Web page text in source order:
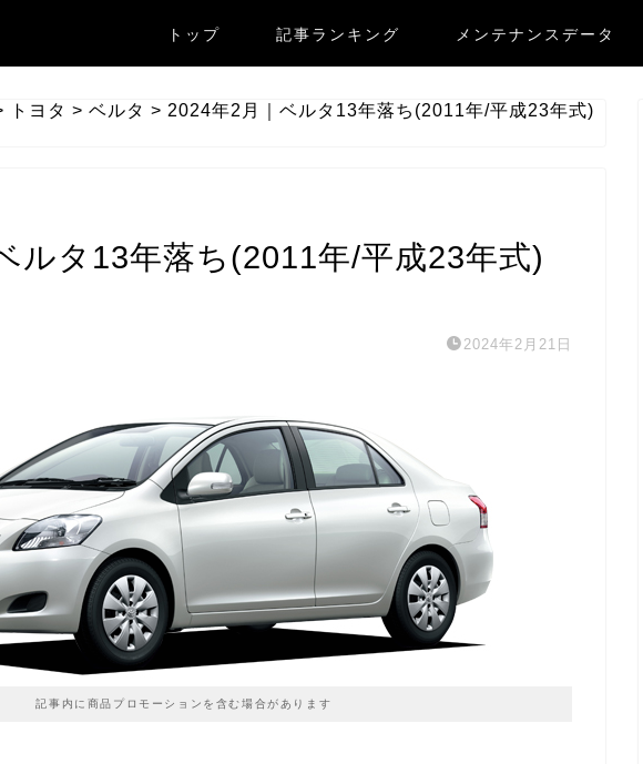
トップ 記事ランキング メンテナンスデータ
トヨタ > ベルタ > 2024年2月｜ベルタ13年落ち(2011年/平成23年式)
ルタ13年落ち(2011年/平成23年式)
2024年2月21日
記事内に商品プロモーションを含む場合があります